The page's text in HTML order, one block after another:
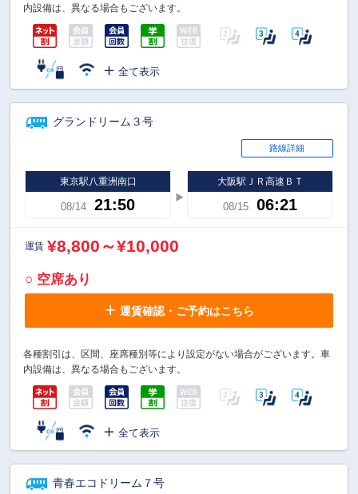
内設備は、異なる場合もございます。
全て表示
グランドリーム３号
路線詳細
東京駅八重洲南口
08/14 21:50
大阪駅ＪＲ高速ＢＴ
08/15 06:21
運賃 ¥8,800～¥10,000
○ 空席あり
運賃確認・ご予約はこちら
各種割引は、区間、座席種別等により設定がない場合がございます。車
内設備は、異なる場合もございます。
全て表示
青春エコドリーム７号